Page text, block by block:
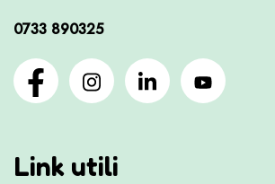
0733 890325
Link utili